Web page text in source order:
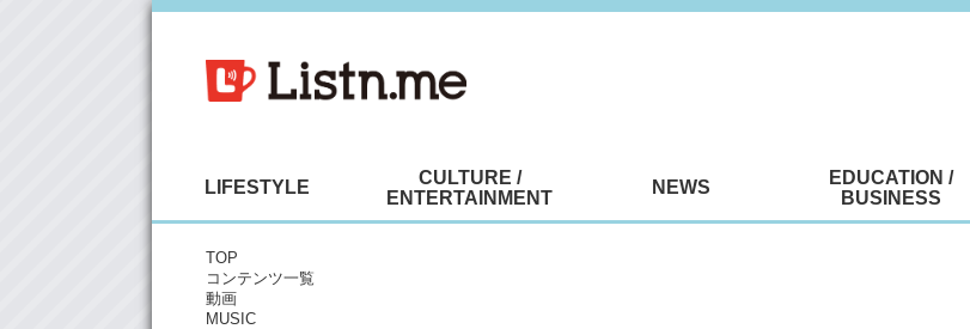
LIFESTYLE
CULTURE /
ENTERTAINMENT
NEWS
EDUCATION /
BUSINESS
TOP
コンテンツ一覧
動画
MUSIC